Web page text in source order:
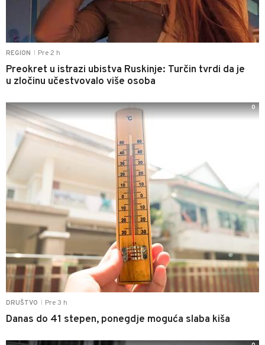
REGION Pre 2 h
Preokret u istrazi ubistva Ruskinje: Turčin tvrdi da je
u zločinu učestvovalo više osoba
DRUŠTVO Pre 3 h
Danas do 41 stepen, ponegdje moguća slaba kiša
0